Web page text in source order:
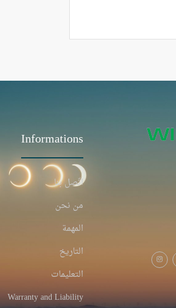
Informations
اتّصل بنا
من نحن
المهمة
التاريخ
التعليمات
Warranty and Liability